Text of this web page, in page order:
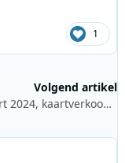
1
Volgend artikel
Kane hoofdact bij Radio 10 Top 4000 in Concert 2024, kaartverkoop gestart